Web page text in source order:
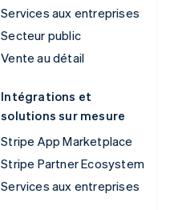
Services aux entreprises
Secteur public
Vente au détail
Intégrations et
solutions sur mesure
Stripe App Marketplace
Stripe Partner Ecosystem
Services aux entreprises